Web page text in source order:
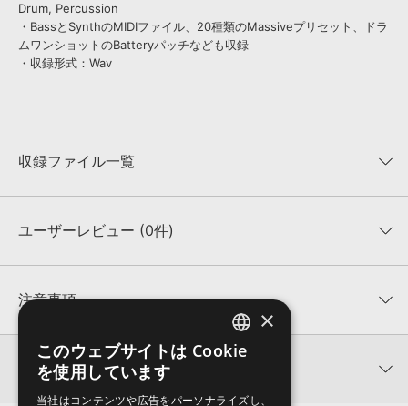
Drum, Percussion
・BassとSynthのMIDIファイル、20種類のMassiveプリセット、ドラ
ムワンショットのBatteryパッチなども収録
・収録形式：Wav
収録ファイル一覧
収録ファイル一覧
ユーザーレビュー (0件)
★★★★★
★5
★4
★3
注意事項
KONTAKTフォーマットについて：
サンプルパック製品の
KONTAKTフォーマットは、製品版KONTAKT（別売）
でお使いいただけます。無償版のKONTAKT PLAYERではお使いい
ただけませんので、ご注意ください。また、「ライブラリ・タブ」
関連情報
ENGLISH
×
このウェブサイトは Cookie
を使用しています
当社はコンテンツや広告をパーソナライズし、